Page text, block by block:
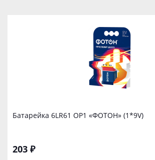
Батарейка 6LR61 ОР1 «ФОТОН» (1*9V)
203 ₽